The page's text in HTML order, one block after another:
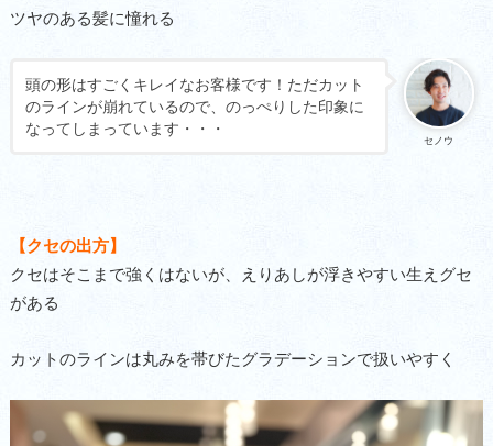
ツヤのある髪に憧れる
セノウ
頭の形はすごくキレイなお客様です！ただカット
のラインが崩れているので、のっぺりした印象に
なってしまっています・・・
【クセの出方】
クセはそこまで強くはないが、えりあしが浮きやすい生えグセ
がある
カットのラインは丸みを帯びたグラデーションで扱いやすく